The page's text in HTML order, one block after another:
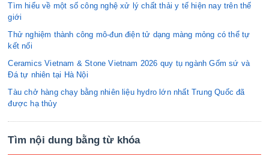
Tìm hiểu về một số công nghệ xử lý chất thải y tế hiện nay trên thế
giới
Thử nghiệm thành công mô-đun điện tử dạng màng mỏng có thể tự
kết nối
Ceramics Vietnam & Stone Vietnam 2026 quy tụ ngành Gốm sứ và
Đá tự nhiên tại Hà Nội
Tàu chở hàng chạy bằng nhiên liệu hydro lớn nhất Trung Quốc đã
được hạ thủy
Tìm nội dung bằng từ khóa